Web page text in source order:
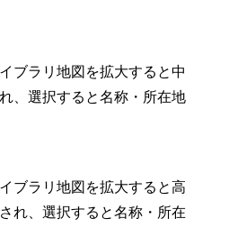
ブラリ地図を拡大すると中
、選択すると名称・所在地
ブラリ地図を拡大すると高
れ、選択すると名称・所在